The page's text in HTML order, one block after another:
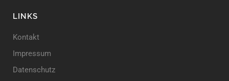
LINKS
Kontakt
Impressum
Datenschutz